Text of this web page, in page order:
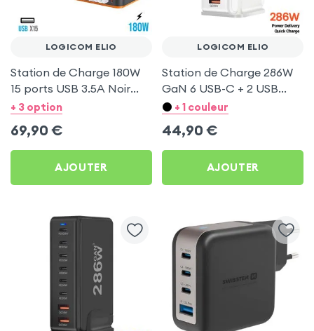
LOGICOM ELIO
Station de Charge 180W
15 ports USB 3.5A Noir
pour Logicom Elio
+ 3 option
69,90 €
AJOUTER
LOGICOM ELIO
Station de Charge 286W
GaN 6 USB-C + 2 USB
Blanc pour Logicom Elio
+ 1 couleur
44,90 €
AJOUTER